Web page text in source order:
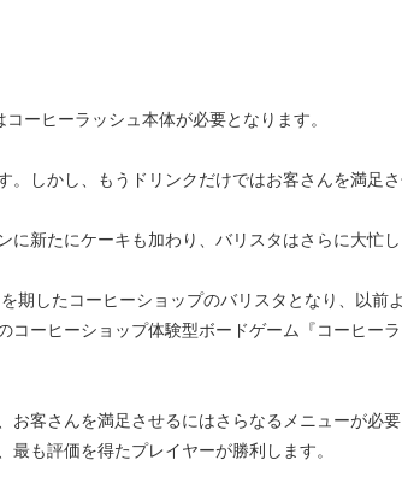
ーヒーラッシュ本体が必要となります。
。しかし、もうドリンクだけではお客さんを満足
新たにケーキも加わり、バリスタはさらに大忙
期したコーヒーショップのバリスタとなり、以前
コーヒーショップ体験型ボードゲーム『コーヒー
客さんを満足させるにはさらなるメニューが必要
も評価を得たプレイヤーが勝利します。